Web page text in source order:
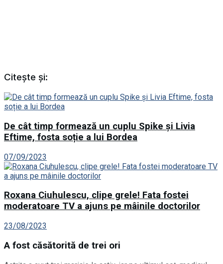
Citește și:
De cât timp formează un cuplu Spike și Livia
Eftime, fosta soție a lui Bordea
07/09/2023
Roxana Ciuhulescu, clipe grele! Fata fostei
moderatoare TV a ajuns pe mâinile doctorilor
23/08/2023
A fost căsătorită de trei ori